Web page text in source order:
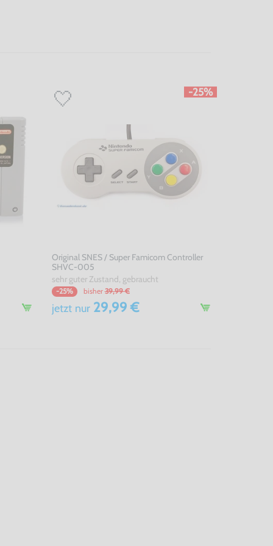
-25%
Original SNES / Super Famicom Controller
SHVC-005
sehr guter Zustand, gebraucht
-25% bisher 39,99 €
jetzt nur29,99 €